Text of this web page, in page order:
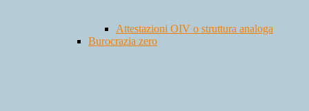
Attestazioni OIV o struttura analoga
Burocrazia zero